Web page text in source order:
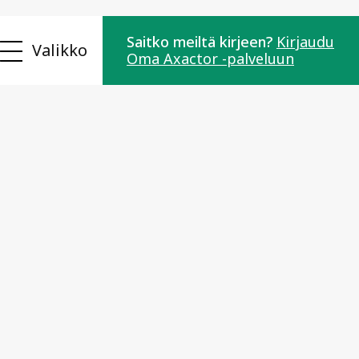
Valikko Saitko meiltä kirjeen? Kirjaudu
Oma Axactor -palveluun